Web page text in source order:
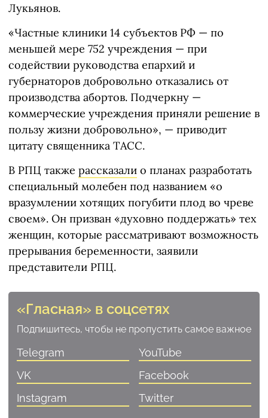
Лукьянов.
«Частные клиники 14 субъектов РФ — по
меньшей мере 752 учреждения — при
содействии руководства епархий и
губернаторов добровольно отказались от
производства абортов. Подчеркну —
коммерческие учреждения приняли решение в
пользу жизни добровольно», — приводит
цитату священника ТАСС.
В РПЦ также рассказали о планах разработать
специальный молебен под названием «о
вразумлении хотящих погубити плод во чреве
своем». Он призван «духовно поддержать» тех
женщин, которые рассматривают возможность
прерывания беременности, заявили
представители РПЦ.
«Гласная» в соцсетях
Подпишитесь, чтобы не пропустить самое важное
Telegram
YouTube
VK
Facebook
Instagram
Twitter